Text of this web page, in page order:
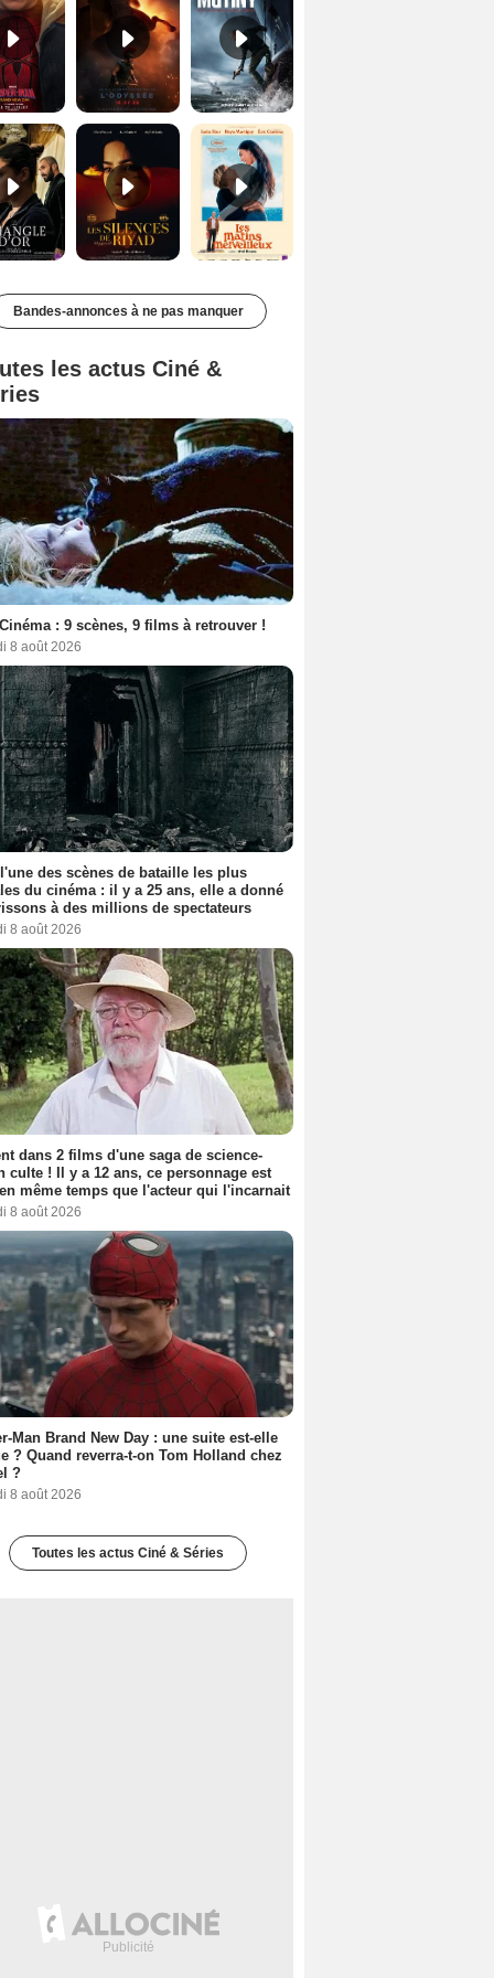
Piccoli
1 film
Catherine Deneuve
1 film
Les Silences de Riyad Bande-annonce VO STFR Les Matins merveilleux Bande-annonce VF
Bandes-annonces à ne pas manquer
les actus Ciné &
: 9 scènes, 9 films à retrouver !
8 août 2026
des scènes de bataille les plus
du cinéma : il y a 25 ans, elle a donné
à des millions de spectateurs
8 août 2026
dans 2 films d'une saga de science-
culte ! Il y a 12 ans, ce personnage est
même temps que l'acteur qui l'incarnait
8 août 2026
Man Brand New Day : une suite est-elle
? Quand reverra-t-on Tom Holland chez
?
8 août 2026
Toutes les actus Ciné & Séries